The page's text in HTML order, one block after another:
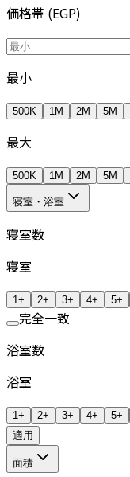
価格帯 (EGP)
最小
500K 1M 2M 5M
最大
500K 1M 2M 5M
寝室・浴室
寝室数
寝室
1+ 2+ 3+ 4+ 5+
完全一致
浴室数
浴室
1+ 2+ 3+ 4+ 5+
適用
面積